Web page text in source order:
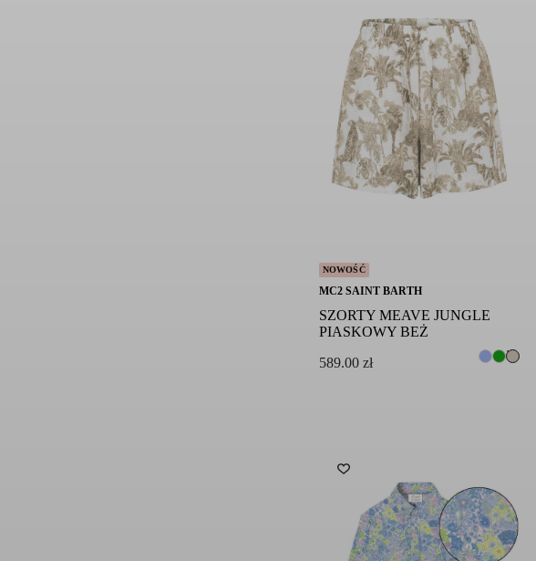
NOWOŚĆ
MC2 SAINT BARTH
SZORTY MEAVE JUNGLE
PIASKOWY BEŻ
589.00 zł